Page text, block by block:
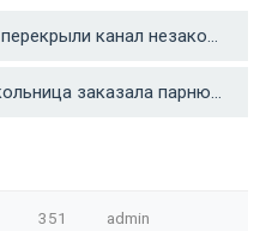
← В Воронежской области перекрыли канал незаконной миграции
В Черноземье 15-летняя школьница заказала парню убийство своей семьи →
351 admin